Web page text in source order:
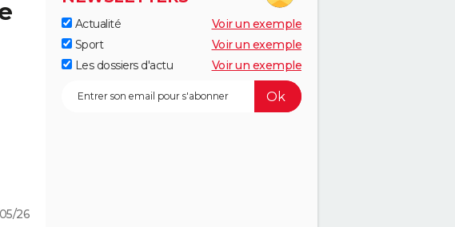
26
Actualité
Voir un exemple
Sport
Voir un exemple
Les dossiers d'actu
Voir un exemple